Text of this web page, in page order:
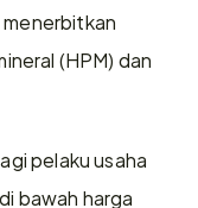
menerbitkan
(HPM) dan
pelaku usaha
bawah harga